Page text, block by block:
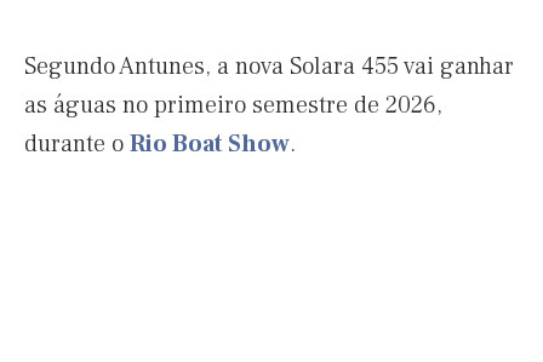
Segundo Antunes, a nova Solara 455 vai ganhar
as águas no primeiro semestre de 2026,
durante oRio Boat Show.